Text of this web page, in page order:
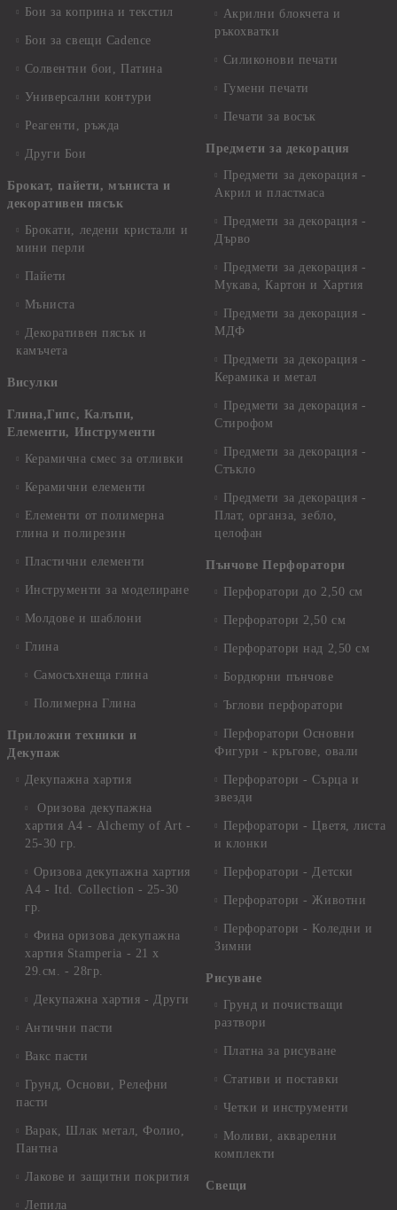
Бои за коприна и текстил
Бои за свещи Cadence
Солвентни бои, Патина
Универсални контури
Реагенти, ръжда
Други Бои
Брокат, пайети, мъниста и
декоративен пясък
Брокати, ледени кристали и
мини перли
Пайети
Мъниста
Декоративен пясък и
камъчета
Висулки
Глина,Гипс, Калъпи,
Елементи, Инструменти
Керамична смес за отливки
Керамични елементи
Елементи от полимерна
глина и полирезин
Пластични елементи
Инструменти за моделиране
Молдове и шаблони
Глина
Самосъхнеща глина
Полимерна Глина
Приложни техники и
Декупаж
Декупажна хартия
Оризова декупажна
хартия А4 - Alchemy of Art -
25-30 гр.
Оризова декупажна хартия
А4 - Itd. Collection - 25-30
гр.
Фина оризова декупажна
хартия Stamperia - 21 х
29.см. - 28гр.
Декупажна хартия - Други
Антични пасти
Вакс пасти
Грунд, Основи, Релефни
пасти
Варак, Шлак метал, Фолио,
Пантна
Лакове и защитни покрития
Лепила
Акрилни блокчета и
ръкохватки
Силиконови печати
Гумени печати
Печати за восък
Предмети за декорация
Предмети за декорация -
Акрил и пластмаса
Предмети за декорация -
Дърво
Предмети за декорация -
Мукава, Картон и Хартия
Предмети за декорация -
МДФ
Предмети за декорация -
Керамика и метал
Предмети за декорация -
Стирофом
Предмети за декорация -
Стъкло
Предмети за декорация -
Плат, органза, зебло,
целофан
Пънчове Перфоратори
Перфоратори до 2,50 см
Перфоратори 2,50 см
Перфоратори над 2,50 см
Бордюрни пънчове
Ъглови перфоратори
Перфоратори Основни
Фигури - кръгове, овали
Перфоратори - Сърца и
звезди
Перфоратори - Цветя, листа
и клонки
Перфоратори - Детски
Перфоратори - Животни
Перфоратори - Коледни и
Зимни
Рисуване
Грунд и почистващи
разтвори
Платна за рисуване
Стативи и поставки
Четки и инструменти
Моливи, акварелни
комплекти
Свещи